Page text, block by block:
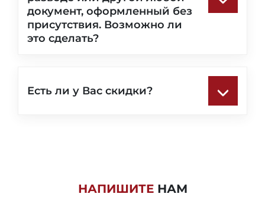
документ, оформленный без
присутствия. Возможно ли
это сделать?
Есть ли у Вас скидки?
НАПИШИТЕНАМ